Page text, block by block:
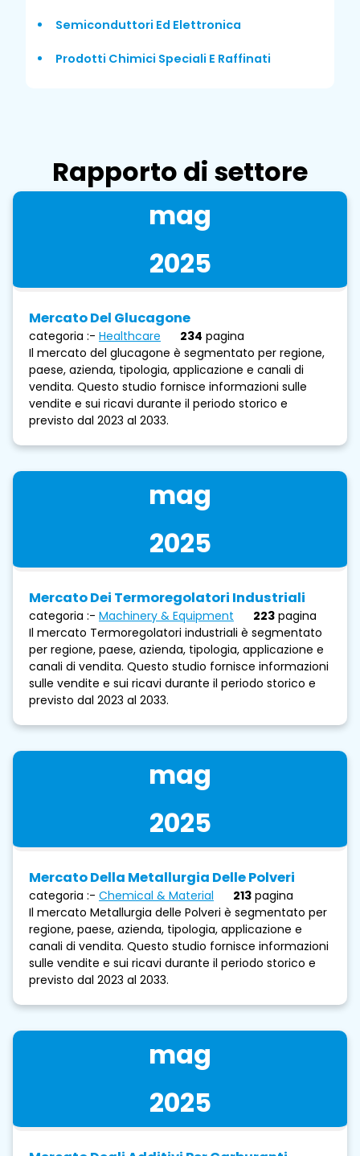
Semiconduttori Ed Elettronica
Prodotti Chimici Speciali E Raffinati
Rapporto di settore
mag
2025
Mercato Del Glucagone
categoria :- Healthcare 234 pagina
Il mercato del glucagone è segmentato per regione,
paese, azienda, tipologia, applicazione e canali di
vendita. Questo studio fornisce informazioni sulle
vendite e sui ricavi durante il periodo storico e
previsto dal 2023 al 2033.
mag
2025
Mercato Dei Termoregolatori Industriali
categoria :- Machinery & Equipment 223 pagina
Il mercato Termoregolatori industriali è segmentato
per regione, paese, azienda, tipologia, applicazione e
canali di vendita. Questo studio fornisce informazioni
sulle vendite e sui ricavi durante il periodo storico e
previsto dal 2023 al 2033.
mag
2025
Mercato Della Metallurgia Delle Polveri
categoria :- Chemical & Material 213 pagina
Il mercato Metallurgia delle Polveri è segmentato per
regione, paese, azienda, tipologia, applicazione e
canali di vendita. Questo studio fornisce informazioni
sulle vendite e sui ricavi durante il periodo storico e
previsto dal 2023 al 2033.
mag
2025